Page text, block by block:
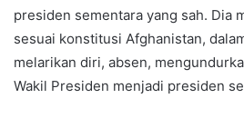
presiden sementara yang sah. Dia
sesuai konstitusi Afghanistan,
melarikan diri, absen,
Wakil Presiden menjadi presiden